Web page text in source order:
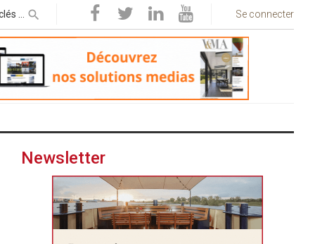
Se connecter
Newsletter